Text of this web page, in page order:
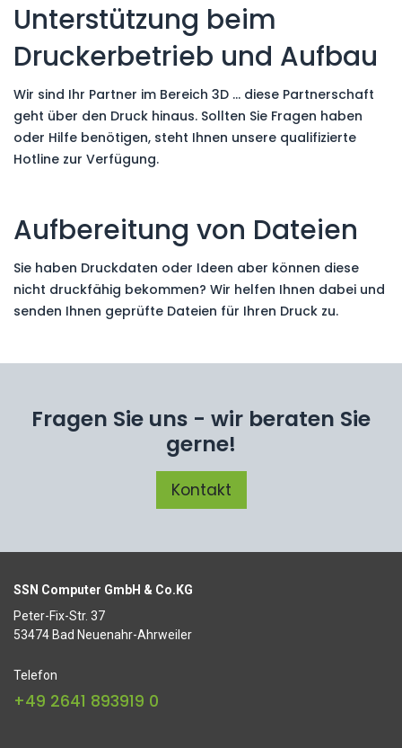
Unterstützung beim
Druckerbetrieb und Aufbau
Wir sind Ihr Partner im Bereich 3D … diese Partnerschaft
geht über den Druck hinaus. Sollten Sie Fragen haben
oder Hilfe benötigen, steht Ihnen unsere qualifizierte
Hotline zur Verfügung.
Aufbereitung von Dateien
Sie haben Druckdaten oder Ideen aber können diese
nicht druckfähig bekommen? Wir helfen Ihnen dabei und
senden Ihnen geprüfte Dateien für Ihren Druck zu.
Fragen Sie uns - wir beraten Sie
gerne!
Kontakt
SSN Computer GmbH & Co.KG
Peter-Fix-Str. 37
53474 Bad Neuenahr-Ahrweiler
Telefon
+49 2641 893919 0